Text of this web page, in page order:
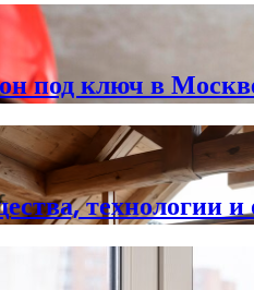
под ключ в
технологии и